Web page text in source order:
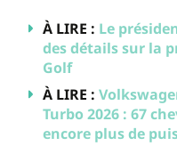
À LIRE : Le
des détails sur la
Golf
À LIRE :
Turbo 2026 : 67
encore plus de